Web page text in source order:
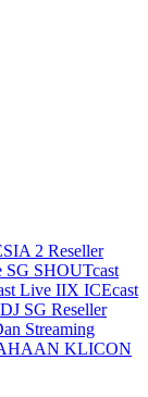
2 Reseller
SG SHOUTcast
Live IIX ICEcast
SG Reseller
Streaming
KLICON